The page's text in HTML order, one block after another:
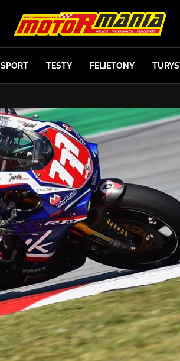
SPORT TESTY FELIETONY